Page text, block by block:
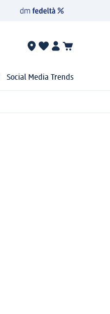
Social Media Trends